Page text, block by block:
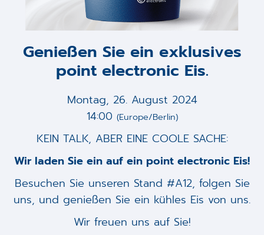
Genießen Sie ein exklusives
point electronic Eis.
Montag, 26. August 2024
14:00 (Europe/Berlin)
KEIN TALK, ABER EINE COOLE SACHE:
Wir laden Sie ein auf ein point electronic Eis!
Besuchen Sie unseren Stand #A12, folgen Sie
uns, und genießen Sie ein kühles Eis von uns.
Wir freuen uns auf Sie!